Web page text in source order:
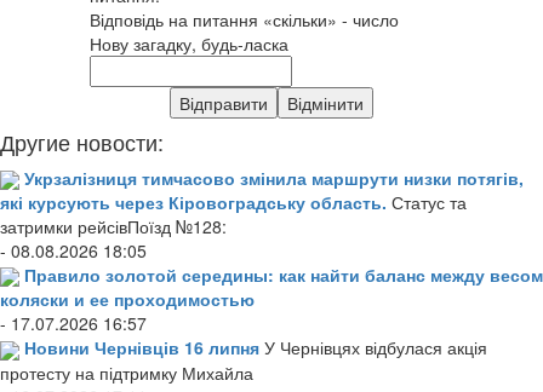
Відповідь на питання «скільки» - число
Нову загадку, будь-ласка
Другие новости:
Укрзалізниця тимчасово змінила маршрути низки потягів,
які курсують через Кіровоградську область. Статус та
затримки рейсівПоїзд №128:
- 08.08.2026 18:05
Правило золотой середины: как найти баланс между весом
коляски и ее проходимостью
- 17.07.2026 16:57
Новини Чернівців 16 липня У Чернівцях відбулася акція
протесту на підтримку Михайла